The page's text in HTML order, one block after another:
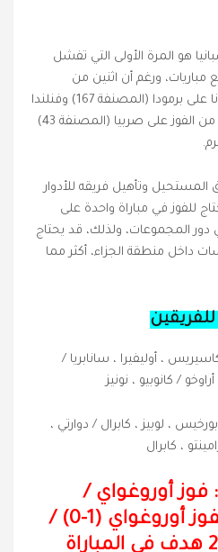
هو المرة الأولى التي تفشل
مباريات، ورغم أن اثنين من
انتصاراتها خلال هذه الفترة كانا على برمودا (المصنفة 167) وفنلندا
(المصنفة 75)، إلا أنها تمكنت من الفوز على صربيا (المصنفة 43)
المستحيل وتأهيل فريقه للأدوار
للفوز في مباراة واحدة على
دور المجموعات، ولذلك، قد يحتاج
داخل منطقة الجزاء، أكثر مما
، أوليفيرا ، سانابريا /
/ كانوبيو ، نونيز
، لوبيز ، كابرال / دوارتي ،
، كابرال
فوز أوروغواي /
أوروغواي (1
-
0
) /